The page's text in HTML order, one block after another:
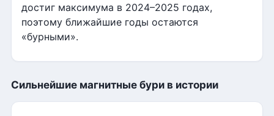
достиг максимума в 2024–2025 годах,
поэтому ближайшие годы остаются
«бурными».
Сильнейшие магнитные бури в истории